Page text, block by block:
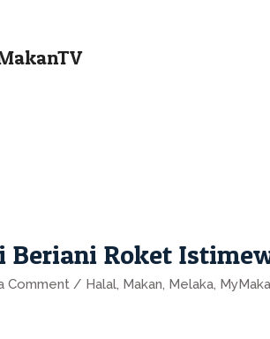
Beriani Roket
Comment / Halal, Makan, Melaka,